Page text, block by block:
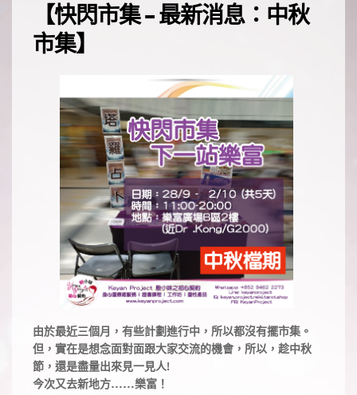
【快閃市集 - 最新消息：中秋
市集】⠀⠀⠀
由於最近三個月，有些計劃進行中，所以都沒有擺市集。
但，實在是想念面對面跟大家交流的機會，所以，趁中秋
節，還是盡量出來見一見人!
今次又去新地方……樂富！